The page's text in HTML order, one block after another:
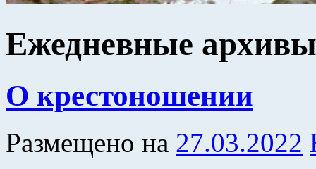
Ежедневные
О крестоношении
Размещено на 27.03.2022